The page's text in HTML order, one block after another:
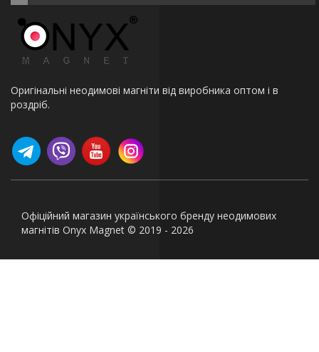
Оригінальні неодимові магніти від виробника оптом і в
роздріб.
Офіційний магазин українського бренду неодимових
магнітів Onyx Magnet © 2019 - 2026